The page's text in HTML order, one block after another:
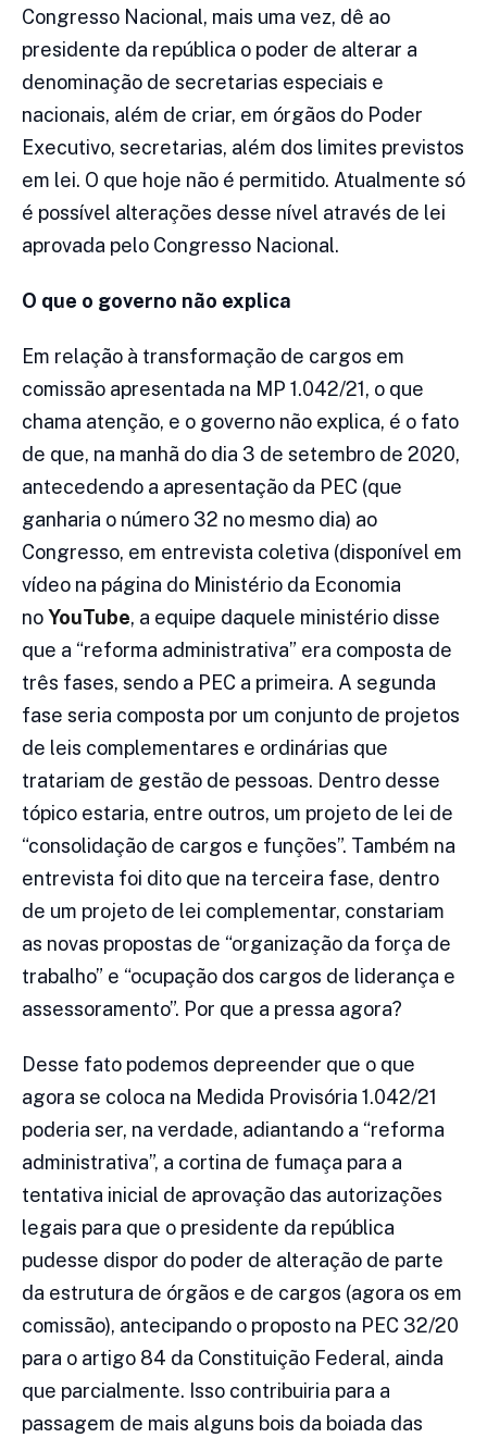
Congresso Nacional, mais uma vez, dê ao
presidente da república o poder de alterar a
denominação de secretarias especiais e
nacionais, além de criar, em órgãos do Poder
Executivo, secretarias, além dos limites previstos
em lei. O que hoje não é permitido. Atualmente só
é possível alterações desse nível através de lei
aprovada pelo Congresso Nacional.
O que o governo não explica
Em relação à transformação de cargos em
comissão apresentada na MP 1.042/21, o que
chama atenção, e o governo não explica, é o fato
de que, na manhã do dia 3 de setembro de 2020,
antecedendo a apresentação da PEC (que
ganharia o número 32 no mesmo dia) ao
Congresso, em entrevista coletiva (disponível em
vídeo na página do Ministério da Economia
noYouTube, a equipe daquele ministério disse
que a “reforma administrativa” era composta de
três fases, sendo a PEC a primeira. A segunda
fase seria composta por um conjunto de projetos
de leis complementares e ordinárias que
tratariam de gestão de pessoas. Dentro desse
tópico estaria, entre outros, um projeto de lei de
“consolidação de cargos e funções”. Também na
entrevista foi dito que na terceira fase, dentro
de um projeto de lei complementar, constariam
as novas propostas de “organização da força de
trabalho” e “ocupação dos cargos de liderança e
assessoramento”. Por que a pressa agora?
Desse fato podemos depreender que o que
agora se coloca na Medida Provisória 1.042/21
poderia ser, na verdade, adiantando a “reforma
administrativa”, a cortina de fumaça para a
tentativa inicial de aprovação das autorizações
legais para que o presidente da república
pudesse dispor do poder de alteração de parte
da estrutura de órgãos e de cargos (agora os em
comissão), antecipando o proposto na PEC 32/20
para o artigo 84 da Constituição Federal, ainda
que parcialmente. Isso contribuiria para a
passagem de mais alguns bois da boiada das